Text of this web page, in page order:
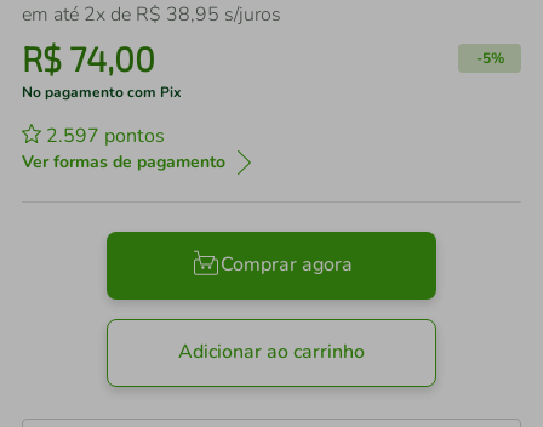
em até 2x de R$ 38,95 s/juros
R$ 74,00 -5%
No pagamento com Pix
2.597 pontos
Ver formas de pagamento
Comprar agora
Adicionar ao carrinho